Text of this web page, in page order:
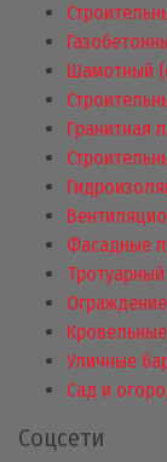
Шамотный
Гранитная
Фасадные
Уличные
Сад и
Соцсети